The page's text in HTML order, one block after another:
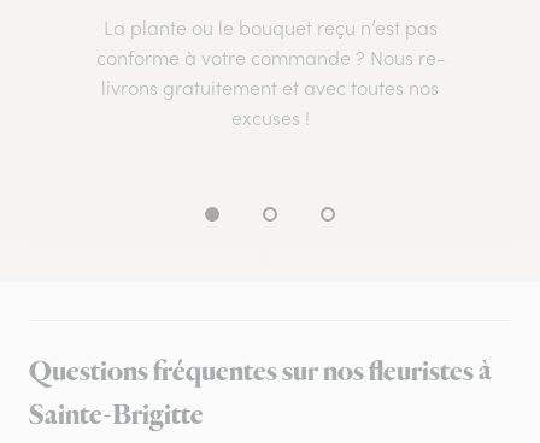
La plante ou le bouquet reçu n’est pas
conforme à votre commande ? Nous re-
livrons gratuitement et avec toutes nos
excuses !
Questions fréquentes sur nos fleuristes à
Sainte-Brigitte